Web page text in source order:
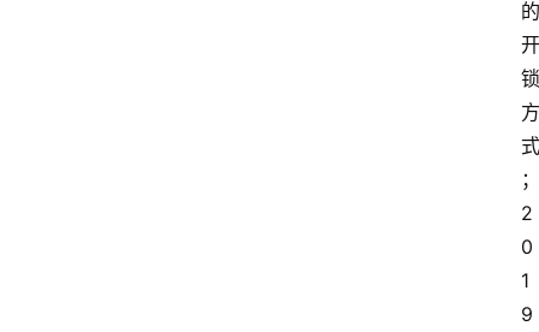
的
开
锁
方
式
；
2
0
1
9